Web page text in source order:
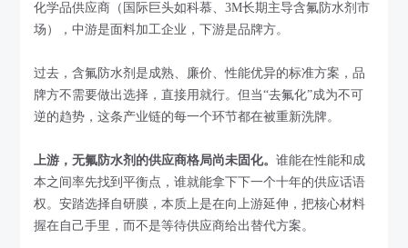
化学品供应商（国际巨头如科慕、3M长期主导含氟防水剂市
场），中游是面料加工企业，下游是品牌方。
过去，含氟防水剂是成熟、廉价、性能优异的标准方案，品
牌方不需要做出选择，直接用就行。但当“去氟化”成为不可
逆的趋势，这条产业链的每一个环节都在被重新洗牌。
上游，无氟防水剂的供应商格局尚未固化。谁能在性能和成
本之间率先找到平衡点，谁就能拿下下一个十年的供应话语
权。安踏选择自研膜，本质上是在向上游延伸，把核心材料
握在自己手里，而不是等待供应商给出替代方案。